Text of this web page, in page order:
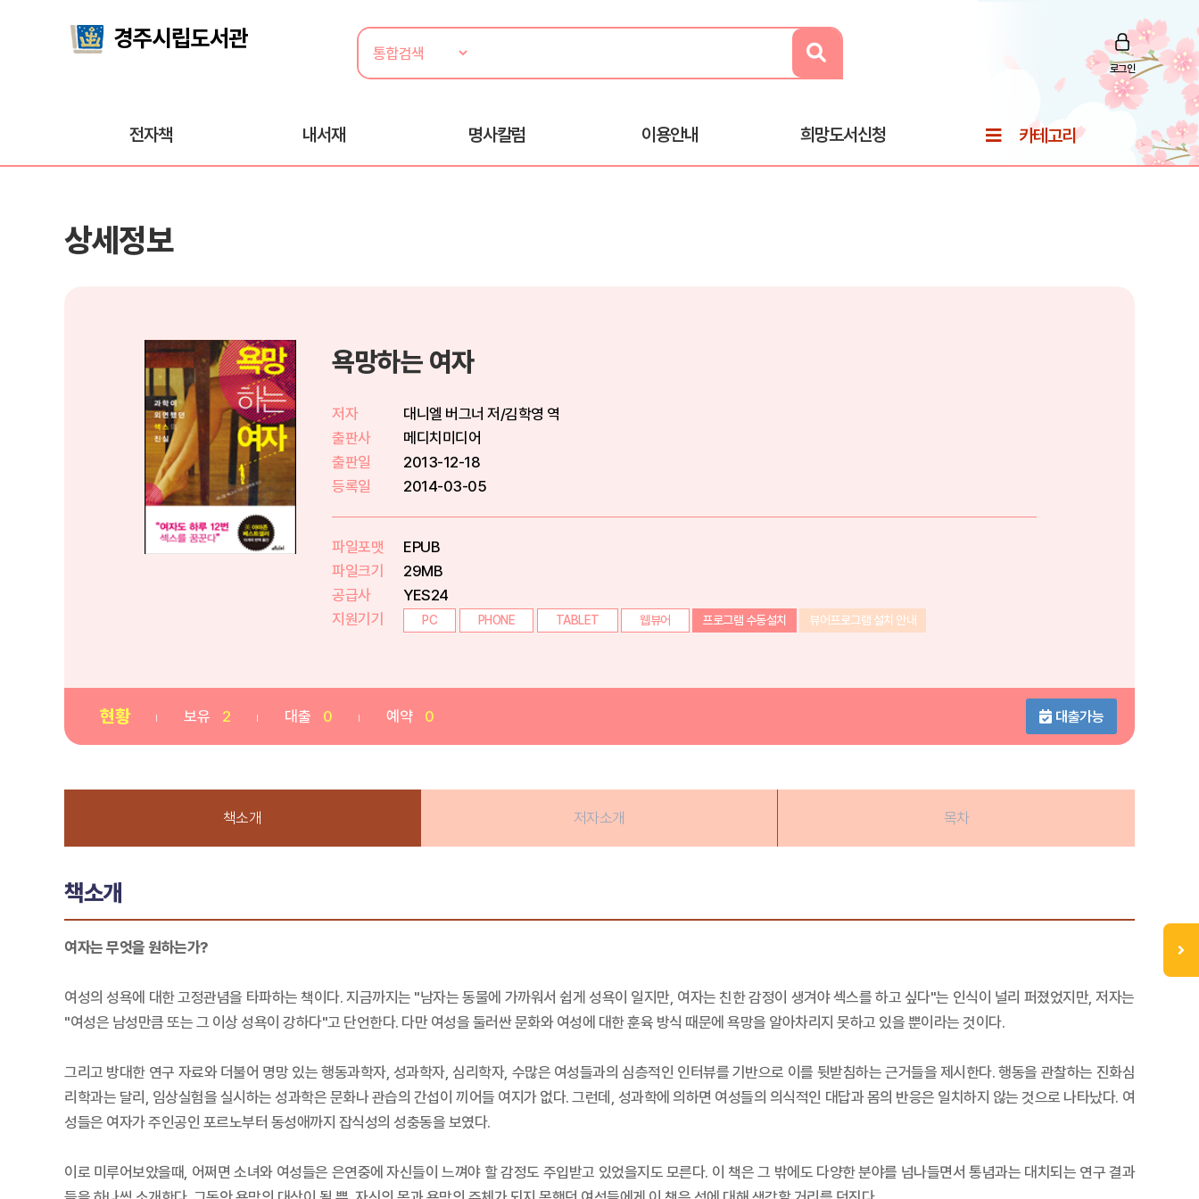
로그인
전자책 내서재 명사칼럼 이용안내 희망도서신청 카테고리
상세정보
욕망하는 여자
저자
대니엘 버그너 저/김학영 역
출판사
메디치미디어
출판일
2013-12-18
등록일
2014-03-05
파일포맷
EPUB
파일크기
29MB
공급사
YES24
지원기기
PC PHONE TABLET 웹뷰어 프로그램 수동설치 뷰어프로그램 설치 안내
현황 보유 2 대출 0 예약 0 대출가능
책소개 저자소개 목차
책소개
여자는 무엇을 원하는가?
여성의 성욕에 대한 고정관념을 타파하는 책이다. 지금까지는 "남자는 동물에 가까워서 쉽게 성욕이 일지만, 여자는 친한 감정이 생겨야 섹스를 하고 싶다"는 인식이 널리 퍼졌었지만, 저자는
"여성은 남성만큼 또는 그 이상 성욕이 강하다"고 단언한다. 다만 여성을 둘러싼 문화와 여성에 대한 훈육 방식 때문에 욕망을 알아차리지 못하고 있을 뿐이라는 것이다.
그리고 방대한 연구 자료와 더불어 명망 있는 행동과학자, 성과학자, 심리학자, 수많은 여성들과의 심층적인 인터뷰를 기반으로 이를 뒷받침하는 근거들을 제시한다. 행동을 관찰하는 진화심
리학과는 달리, 임상실험을 실시하는 성과학은 문화나 관습의 간섭이 끼어들 여지가 없다. 그런데, 성과학에 의하면 여성들의 의식적인 대답과 몸의 반응은 일치하지 않는 것으로 나타났다. 여
성들은 여자가 주인공인 포르노부터 동성애까지 잡식성의 성충동을 보였다.
이로 미루어보았을때, 어쩌면 소녀와 여성들은 은연중에 자신들이 느껴야 할 감정도 주입받고 있었을지도 모른다. 이 책은 그 밖에도 다양한 분야를 넘나들면서 통념과는 대치되는 연구 결과